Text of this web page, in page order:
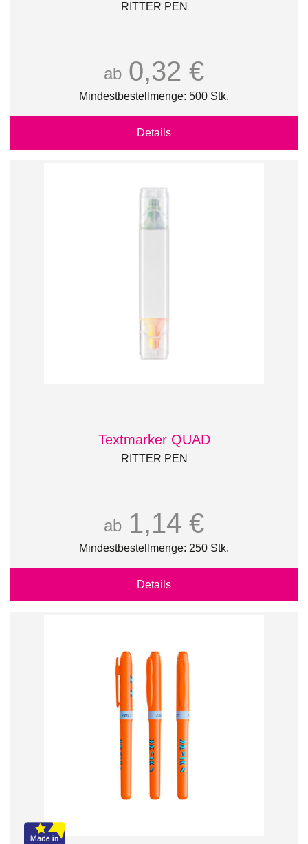
RITTER PEN
ab 0,32 €
Mindestbestellmenge: 500 Stk.
Details
Textmarker QUAD
RITTER PEN
ab 1,14 €
Mindestbestellmenge: 250 Stk.
Details